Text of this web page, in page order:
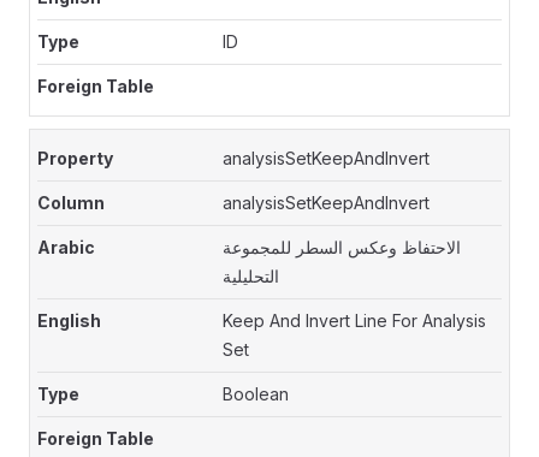
ID
analysisSetKeepAndInvert
analysisSetKeepAndInvert
الاحتفاظ وعكس السطر للمجموعة
التحليلية
Keep And Invert Line For Analysis
Set
Boolean